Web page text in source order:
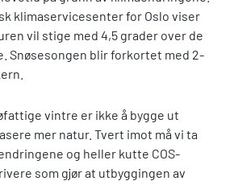
klimaservicesenter for Oslo viser
vil stige med 4,5 grader over de
Snøsesongen blir forkortet med 2-
vintre er ikke å bygge ut
mer natur. Tvert imot må vi ta
og heller kutte COS-
som gjør at utbyggingen av